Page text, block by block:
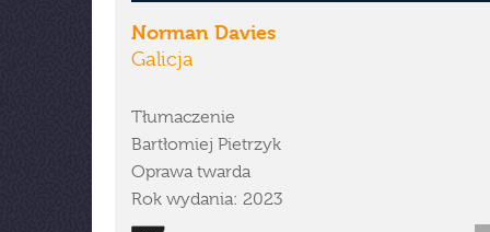
Norman Davies
Galicja
Tłumaczenie
Bartłomiej Pietrzyk
Oprawa twarda
Rok wydania: 2023